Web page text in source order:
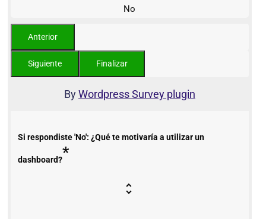
No
ByWordpress Survey plugin
Si respondiste 'No': ¿Qué te motivaría a utilizar un
dashboard?*